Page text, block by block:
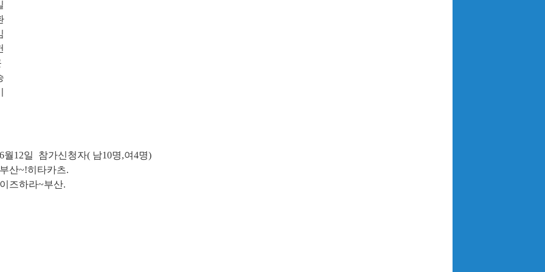
월12일 참가신청자( 남10명,여4명)
산~!히타카츠.
즈하라~부산.